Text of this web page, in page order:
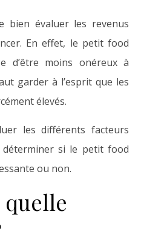
bien évaluer les revenus
En effet, le petit food
d’être moins onéreux à
garder à l’esprit que les
élevés.
les différents facteurs
si le petit food
ou non.